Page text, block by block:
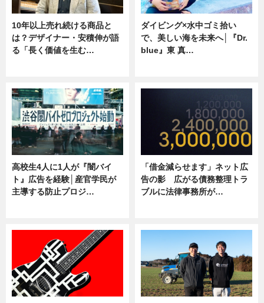
10年以上売れ続ける商品と
は？デザイナー・安積伸が語
る「長く価値を生む…
ダイビング×水中ゴミ拾い
で、美しい海を未来へ│『Dr.
blue』東 真…
高校生4人に1人が『闇バイ
ト』広告を経験│産官学民が
主導する防止プロジ…
「借金減らせます」ネット広
告の影 広がる債務整理トラ
ブルに法律事務所が…